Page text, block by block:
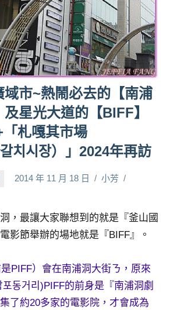
市~熱鬧必去的【南浦
星光大道的【BIFF】
札嘎其市場
치시장）」2024年再訪
2014 年 11 月 18 日
小芳
，最讓大家聯想到的就是『釜山國
影節舉辦的場地就是『BIFF』。
PIFF）會在南浦洞大街ㄋ，原來
동거리)PIFF的前身是『南浦洞劇
了約20多家的電影院，才會成為